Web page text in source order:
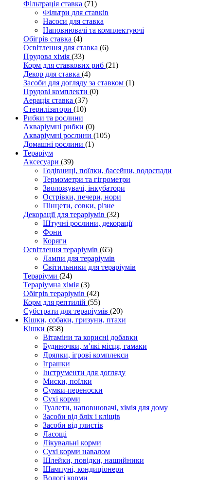
Фільтрація ставка (71)
Фільтри для ставків
Насоси для ставка
Наповнювачі та комплектуючі
Обігрів ставка (4)
Освітлення для ставка (6)
Прудова хімія (33)
Корм для ставкових риб (21)
Декор для ставка (4)
Засоби для догляду за ставком (1)
Прудові комплекти (0)
Аерація ставка (37)
Стерилізатори (10)
Рибки та рослини
Акваріумні рибки (0)
Акваріумні рослини (105)
Домашні рослини (1)
Тераріум
Аксесуари (39)
Годівниці, поїлки, басейни, водоспади
Термометри та гігрометри
Зволожувачі, інкубатори
Острівки, печери, нори
Пінцети, совки, різне
Декорації для тераріумів (32)
Штучні рослини, декорації
Фони
Коряги
Освітлення тераріумів (65)
Лампи для тераріумів
Світильники для тераріумів
Тераріуми (24)
Тераріумна хімія (3)
Обігрів тераріумів (42)
Корм для рептилій (55)
Субстрати для тераріумів (20)
Кішки, собаки, гризуни, птахи
Кішки (858)
Вітаміни та корисні добавки
Будиночки, м’які місця, гамаки
Дряпки, ігрові комплекси
Іграшки
Інструменти для догляду
Миски, поїлки
Сумки-переноски
Сухі корми
Туалети, наповнювачі, хімія для дому
Засоби від бліх і кліщів
Засоби від глистів
Ласощі
Лікувальні корми
Сухі корми навалом
Шлейки, повідки, нашийники
Шампуні, кондиціонери
Вологі корми